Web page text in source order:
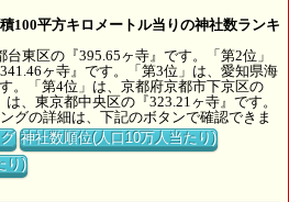
100平方キロメートル当りの神社数ランキ
台東区の『395.65ヶ寺』です。「第2位」
ヶ寺』です。「第3位」は、愛知県海
。「第4位」は、京都府京都市下京区の
は、東京都中央区の『323.21ヶ寺』です。
グの詳細は、下記のボタンで確認できま
神社数順位(人口10万人当たり)
り)